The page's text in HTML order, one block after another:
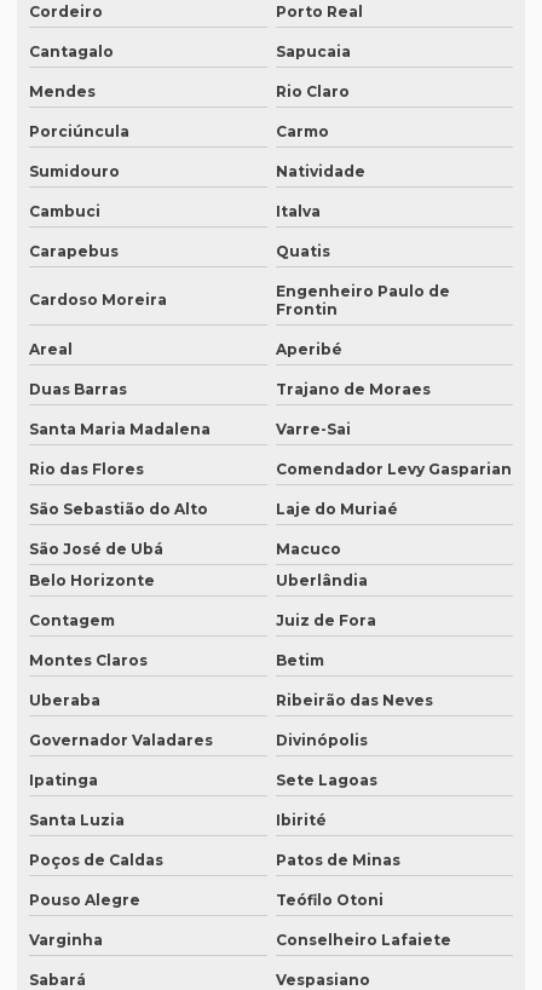
Empresa de tradução de artigos em inglês
Empresa de tradução de artigos no rio de janeiro
Empresa de tradução de artigos no rj
Empresa de tradução de artigos em recife
Empresa de tradução de artigos em sp
Empresa de tradução campinas
Empresa tradução espanhol
Empresa de tradução especializada
Empresa de tradução especializada em brasília
Empresa de tradução especializada em recife
Empresa de tradução para eventos
Empresa de tradução em ingles
Empresa de tradução ingles portugues
Empresa tradução japonês
Empresa de tradução juramentada para diplomas
Empresa de tradução juramentada para diplomas em brasília
Empresa de tradução juramentada para diplomas em porto
alegre
Empresa de tradução juramentada em inglês
Cordeiro Porto Real
Cantagalo Sapucaia
Mendes Rio Claro
Porciúncula Carmo
Sumidouro Natividade
Cambuci Italva
Carapebus Quatis
Cardoso Moreira
Engenheiro Paulo de
Frontin
Areal Aperibé
Duas Barras Trajano de Moraes
Santa Maria Madalena Varre-Sai
Rio das Flores Comendador Levy Gasparian
São Sebastião do Alto Laje do Muriaé
São José de Ubá
Macuco
Belo Horizonte
Uberlândia
Contagem Juiz de Fora
Montes Claros Betim
Uberaba Ribeirão das Neves
Governador Valadares Divinópolis
Ipatinga Sete Lagoas
Santa Luzia Ibirité
Poços de Caldas Patos de Minas
Pouso Alegre Teófilo Otoni
Varginha Conselheiro Lafaiete
Sabará Vespasiano